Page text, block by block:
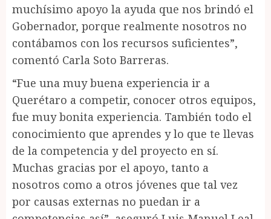
muchísimo apoyo la ayuda que nos brindó el
Gobernador, porque realmente nosotros no
contábamos con los recursos suficientes”,
comentó Carla Soto Barreras.
“Fue una muy buena experiencia ir a
Querétaro a competir, conocer otros equipos,
fue muy bonita experiencia. También todo el
conocimiento que aprendes y lo que te llevas
de la competencia y del proyecto en sí.
Muchas gracias por el apoyo, tanto a
nosotros como a otros jóvenes que tal vez
por causas externas no puedan ir a